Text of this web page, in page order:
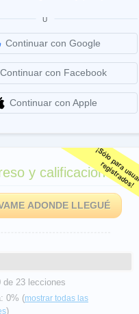
U
Continuar con Google
Continuar con Facebook
Continuar con Apple
y calificaciones
ADONDE LLEGUÉ
de 23 lecciones
0% (mostrar todas las
)